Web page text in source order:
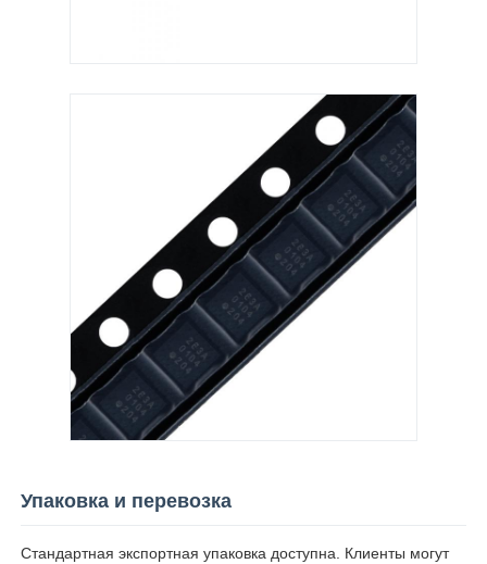
Упаковка и перевозка
Стандартная экспортная упаковка доступна. Клиенты могут